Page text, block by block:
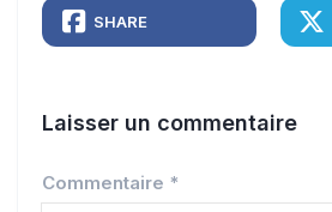
SHARE
Laisser un commentaire
Commentaire *